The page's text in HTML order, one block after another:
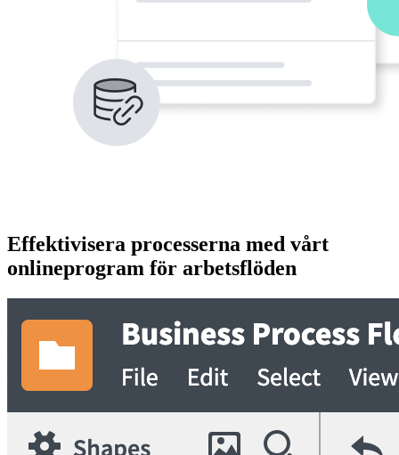
Effektivisera processerna med vårt
onlineprogram för arbetsflöden